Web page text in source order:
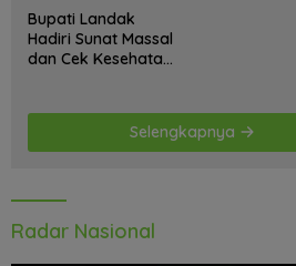
Bupati Landak
Hadiri Sunat Massal
dan Cek Kesehatan
Kegiatan
Selengkapnya
Radar Nasional